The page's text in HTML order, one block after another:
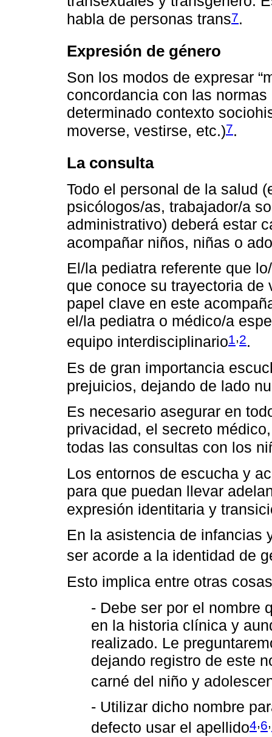
habla de personas trans7.
Expresión de género
Son los modos de expresar
concordancia con las
determinado contexto
moverse, vestirse, etc.)7.
La consulta
Todo el personal de la salud
psicólogos/as, trabajador/a
administrativo) deberá estar
acompañar niños, niñas o
El/la pediatra referente que
que conoce su trayectoria
papel clave en este
el/la pediatra o médico/a
equipo interdisciplinario1,2.
Es de gran importancia
prejuicios, dejando de lado
Es necesario asegurar en
privacidad, el secreto
todas las consultas con los
Los entornos de escucha y
para que puedan llevar
expresión identitaria y
En la asistencia de infancias
ser acorde a la identidad de
Esto implica entre otras
- Debe ser por el nombre
en la historia clínica y
realizado. Le
dejando registro de este
carné del niño y
- Utilizar dicho nombre
defecto usar el apellido4,6,